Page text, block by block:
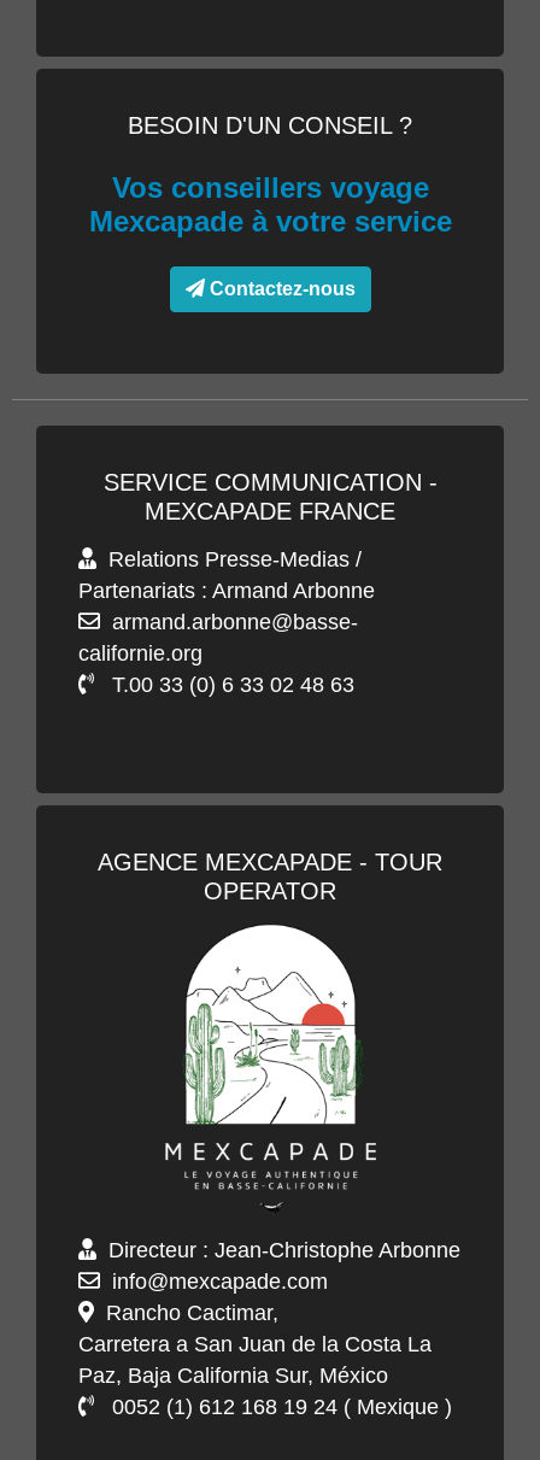
BESOIN D'UN CONSEIL ?
Vos conseillers voyage
Mexcapade à votre service
Contactez-nous
SERVICE COMMUNICATION -
MEXCAPADE FRANCE
Relations Presse-Medias /
Partenariats : Armand Arbonne
armand.arbonne@basse-
californie.org
T.00 33 (0) 6 33 02 48 63
AGENCE MEXCAPADE - TOUR
OPERATOR
Directeur : Jean-Christophe Arbonne
info@mexcapade.com
Rancho Cactimar,
Carretera a San Juan de la Costa La
Paz, Baja California Sur, México
0052 (1) 612 168 19 24 ( Mexique )